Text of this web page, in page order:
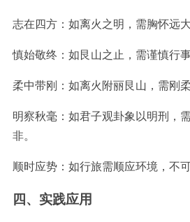
志在四方：如离火之明，需胸怀远
慎始敬终：如艮山之止，需谨慎行
柔中带刚：如离火附丽艮山，需刚
明察秋毫：如君子观卦象以明刑，
非。
顺时应势：如行旅需顺应环境，不
四、实践应用